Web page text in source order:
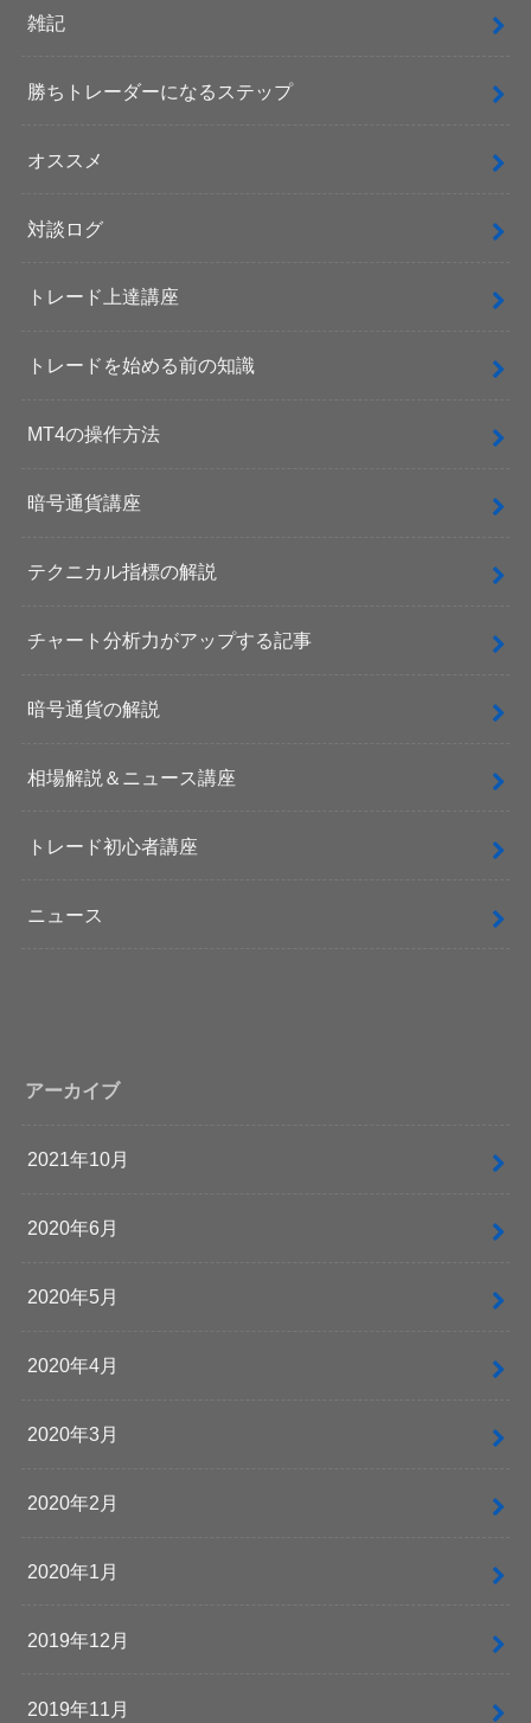
雑記
勝ちトレーダーになるステップ
オススメ
対談ログ
トレード上達講座
トレードを始める前の知識
MT4の操作方法
暗号通貨講座
テクニカル指標の解説
チャート分析力がアップする記事
暗号通貨の解説
相場解説＆ニュース講座
トレード初心者講座
ニュース
アーカイブ
2021年10月
2020年6月
2020年5月
2020年4月
2020年3月
2020年2月
2020年1月
2019年12月
2019年11月